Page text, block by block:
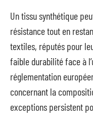
Un tissu synthétique
résistance tout en
textiles, réputés pour
faible durabilité face à
réglementation
concernant la
exceptions persistent